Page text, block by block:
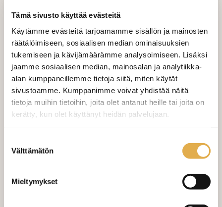
Tämä sivusto käyttää evästeitä
Käytämme evästeitä tarjoamamme sisällön ja mainosten
räätälöimiseen, sosiaalisen median ominaisuuksien
tukemiseen ja kävijämäärämme analysoimiseen. Lisäksi
jaamme sosiaalisen median, mainosalan ja analytiikka-
alan kumppaneillemme tietoja siitä, miten käytät
sivustoamme. Kumppanimme voivat yhdistää näitä
tietoja muihin tietoihin, joita olet antanut heille tai joita on
kerätty, kun olet käyttänyt heidän palvelujaan.
valinta
Välttämätön
Mieltymykset
Valitse mukaan ompelupalvelu
(sis. työn ja tarvikkeet)
VERHOJEN MÄÄRÄ:
Suoraverho leveys 150 cm + 22,00 €
+ 4,00 €
150 cm
+ 27,00 €